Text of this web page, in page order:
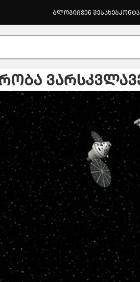
ᲑᲚᲝᲒᲘᲩᲕᲔᲜ ᲨᲔᲡᲐᲮᲔᲑ